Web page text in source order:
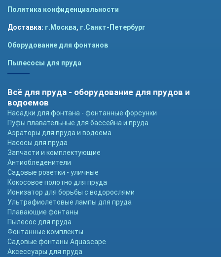
Политика конфиденциальности
Доставка: г.Москва, г.Санкт-Петербург
Оборудование для фонтанов
Пылесосы для пруда
Всё для пруда - оборудование для прудов и
водоемов
Насадки для фонтана - фонтанные форсунки
Пуфы плавательные для бассейна и пруда
Аэраторы для пруда и водоема
Насосы для пруда
Запчасти и комплектующие
Антиобледенители
Садовые розетки - уличные
Кокосовое полотно для пруда
Ионизатор для борьбы с водорослями
Ультрафиолетовые лампы для пруда
Плавающие фонтаны
Пылесос для пруда
Фонтанные комплекты
Садовые фонтаны Aquascape
Аксессуары для пруда